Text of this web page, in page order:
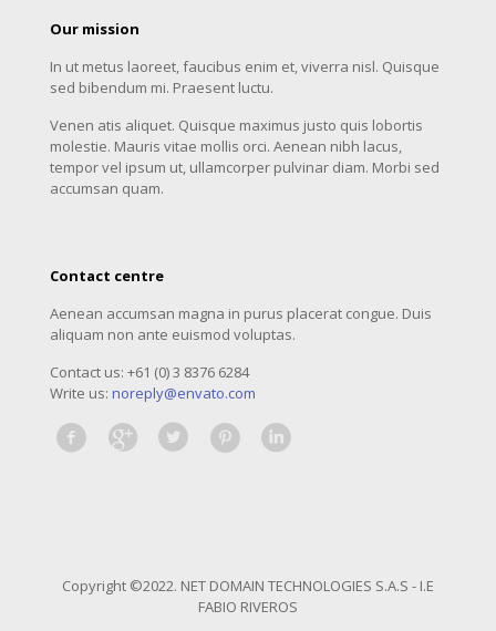
Our mission
In ut metus laoreet, faucibus enim et, viverra nisl. Quisque
sed bibendum mi. Praesent luctu.
Venen atis aliquet. Quisque maximus justo quis lobortis
molestie. Mauris vitae mollis orci. Aenean nibh lacus,
tempor vel ipsum ut, ullamcorper pulvinar diam. Morbi sed
accumsan quam.
Contact centre
Aenean accumsan magna in purus placerat congue. Duis
aliquam non ante euismod voluptas.
Contact us: +61 (0) 3 8376 6284
Write us: noreply@envato.com
Copyright ©2022. NET DOMAIN TECHNOLOGIES S.A.S - I.E
FABIO RIVEROS